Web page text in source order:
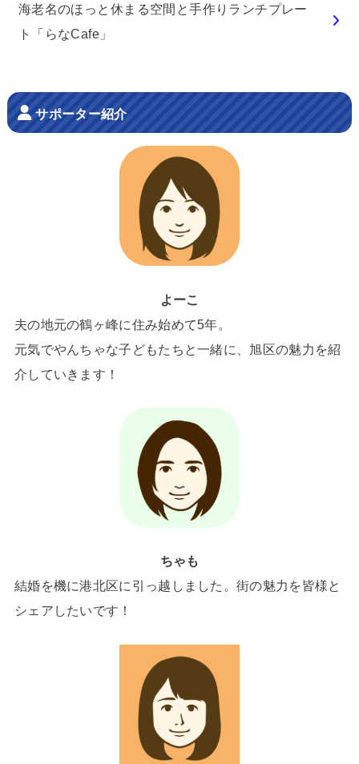
海老名のほっと休まる空間と手作りランチプレー
ト「らなCafe」
サポーター紹介
よーこ
夫の地元の鶴ヶ峰に住み始めて5年。
元気でやんちゃな子どもたちと一緒に、旭区の魅力を紹
介していきます！
ちゃも
結婚を機に港北区に引っ越しました。街の魅力を皆様と
シェアしたいです！